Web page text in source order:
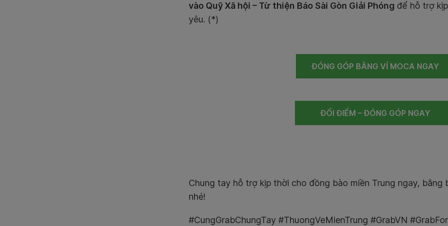
vào Quỹ Xã hội – Từ thiện Báo Sài Gòn Giải Phóng để hỗ trợ
yêu. (*)
ĐÓNG GÓP BẰNG VÍ MOCA NGAY
ĐỔI ĐIỂM – ĐÓNG GÓP NGAY
Chung tay hỗ trợ kịp thời cho đồng bào miền Trung ngay, bằng
nhé!
#CungGrabChungTay #ThuongVeMienTrung #GrabVN